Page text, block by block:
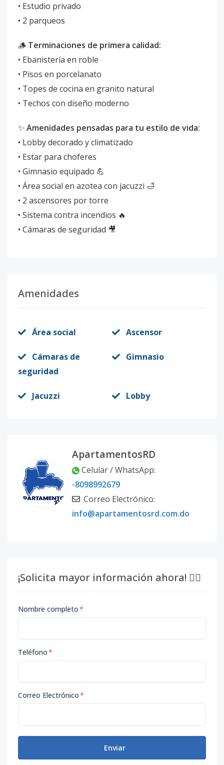
• Estudio privado
• 2 parqueos
🪵 Terminaciones de primera calidad:
• Ebanistería en roble
• Pisos en porcelanato
• Topes de cocina en granito natural
• Techos con diseño moderno
✨ Amenidades pensadas para tu estilo de vida:
• Lobby decorado y climatizado
• Estar para choferes
• Gimnasio equipado 💪
• Área social en azotea con jacuzzi 🛁
• 2 ascensores por torre
• Sistema contra incendios 🔥
• Cámaras de seguridad 🎥
Amenidades
Área social Ascensor
Cámaras de
seguridad
Gimnasio
Jacuzzi Lobby
ApartamentosRD
Celular / WhatsApp:
-8098992679
Correo Electrónico:
info@apartamentosrd.com.do
¡Solicita mayor información ahora! 👇🏽
Nombre completo*
Teléfono*
Correo Electrónico*
Enviar